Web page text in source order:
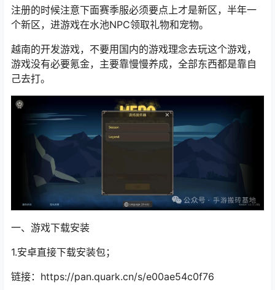
注册的时候注意下面赛季服必须要点上才是新区，半年一
个新区，进游戏在水池NPC领取礼物和宠物。
越南的开发游戏，不要用国内的游戏理念去玩这个游戏，
游戏没有必要氪金，主要靠慢慢养成，全部东西都是靠自
己去打。
一、游戏下载安装
1.安卓直接下载安装包；
链接：https://pan.quark.cn/s/e00ae54c0f76